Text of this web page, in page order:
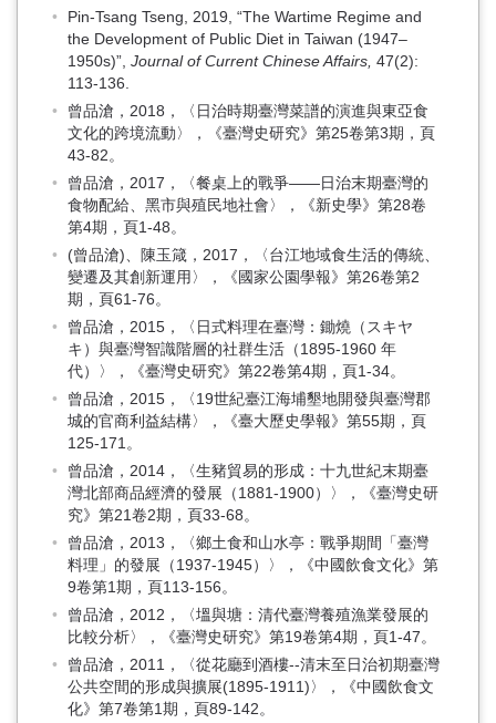
Pin-Tsang Tseng, 2019, “The Wartime Regime and
the Development of Public Diet in Taiwan (1947–
1950s)”, Journal of Current Chinese Affairs, 47(2):
113-136.
曾品滄，2018，〈日治時期臺灣菜譜的演進與東亞食
文化的跨境流動〉，《臺灣史研究》第25卷第3期，頁
43-82。
曾品滄，2017，〈餐桌上的戰爭——日治末期臺灣的
食物配給、黑市與殖民地社會〉，《新史學》第28卷
第4期，頁1-48。
(曾品滄)、陳玉箴，2017，〈台江地域食生活的傳統、
變遷及其創新運用〉，《國家公園學報》第26卷第2
期，頁61-76。
曾品滄，2015，〈日式料理在臺灣：鋤燒（スキヤ
キ）與臺灣智識階層的社群生活（1895-1960 年
代）〉，《臺灣史研究》第22卷第4期，頁1-34。
曾品滄，2015，〈19世紀臺江海埔墾地開發與臺灣郡
城的官商利益結構〉，《臺大歷史學報》第55期，頁
125-171。
曾品滄，2014，〈生豬貿易的形成：十九世紀末期臺
灣北部商品經濟的發展（1881-1900）〉，《臺灣史研
究》第21卷2期，頁33-68。
曾品滄，2013，〈鄉土食和山水亭：戰爭期間「臺灣
料理」的發展（1937-1945）〉，《中國飲食文化》第
9卷第1期，頁113-156。
曾品滄，2012，〈塭與塘：清代臺灣養殖漁業發展的
比較分析〉，《臺灣史研究》第19卷第4期，頁1-47。
曾品滄，2011，〈從花廳到酒樓--清末至日治初期臺灣
公共空間的形成與擴展(1895-1911)〉，《中國飲食文
化》第7卷第1期，頁89-142。